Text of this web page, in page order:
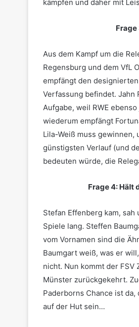
kämpfen und daher mit
Aus dem Kampf um die
Regensburg und dem VfL
empfängt den
Verfassung befindet. Jahn
Aufgabe, weil RWE
wiederum empfängt
Lila-Weiß muss gewinnen,
günstigsten Verlauf (und
bedeuten würde, die
Frage 4: Hält
Stefan Effenberg kam,
Spiele lang. Steffen
vom Vornamen sind die
Baumgart weiß, was er
nicht. Nun kommt der
Münster zurückgekehrt.
Paderborns Chance ist
auf der Hut sein…